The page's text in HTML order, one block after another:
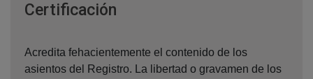
Certificación
Acredita fehacientemente el contenido de los
asientos del Registro. La libertad o gravamen de los